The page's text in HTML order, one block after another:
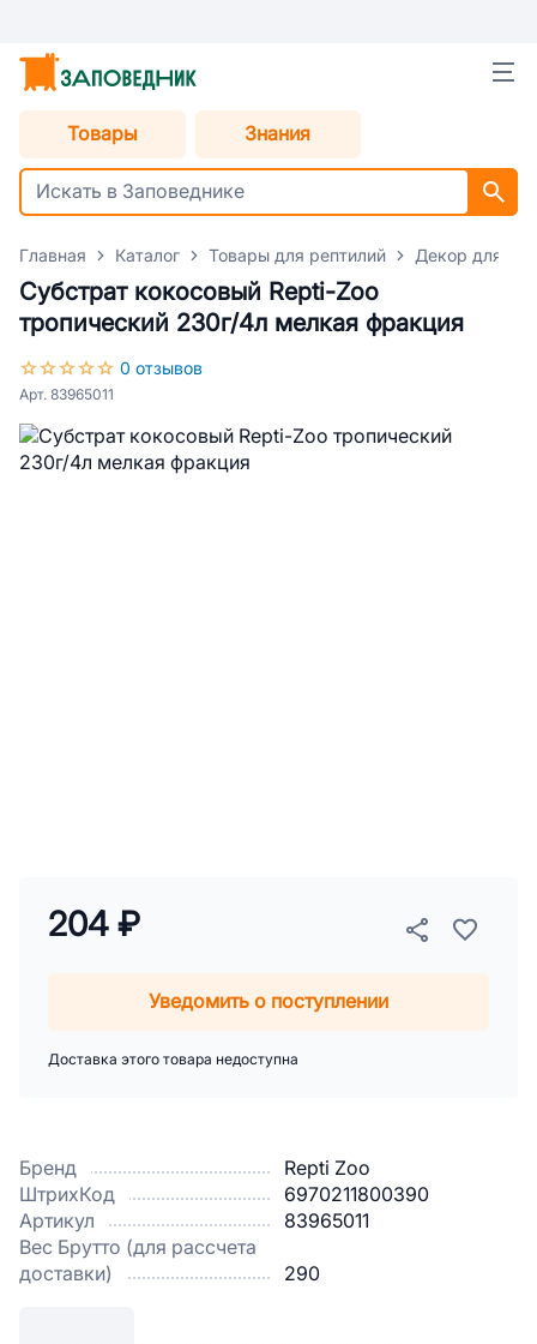
Товары Знания
Главная Каталог Товары для рептилий Декор для
Субстрат кокосовый Repti-Zoo
тропический 230г/4л мелкая фракция
0 отзывов
Арт. 83965011
Бренд
Repti Zoo
ШтрихКод
6970211800390
Артикул
83965011
Вес Брутто (для рассчета
доставки)
290
204 ₽
Уведомить о поступлении
Доставка этого товара недоступна